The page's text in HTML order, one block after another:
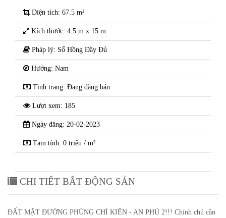
Diện tích: 67.5 m²
Kích thước: 4.5 m x 15 m
Pháp lý: Sổ Hồng Đầy Đủ
Hướng: Nam
Tình trạng: Đang đăng bán
Lượt xem: 185
Ngày đăng: 20-02-2023
Tạm tính: 0 triệu / m²
CHI TIẾT BẤT ĐỘNG SẢN
ĐẤT MẶT ĐƯỜNG PHÙNG CHÍ KIÊN - AN PHÚ 2!!! Chính chủ cần